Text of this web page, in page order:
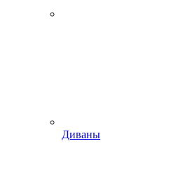
Диваны